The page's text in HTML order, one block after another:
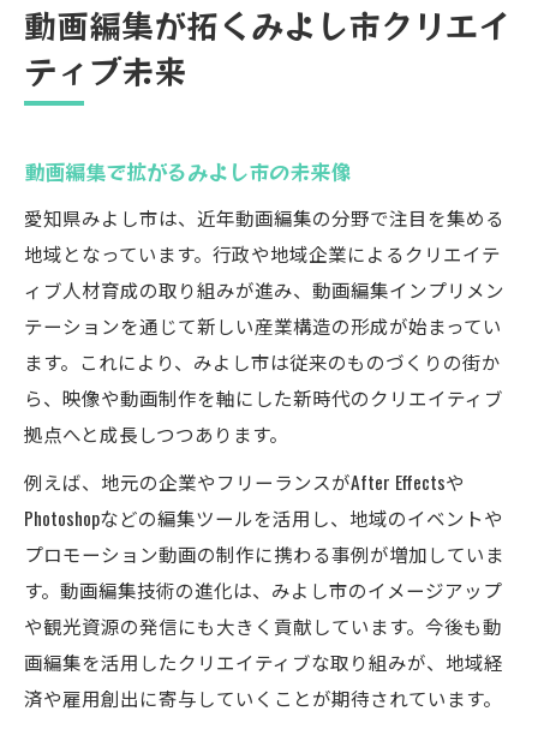
動画編集が拓くみよし市クリエイ
ティブ未来
動画編集で拡がるみよし市の未来像
愛知県みよし市は、近年動画編集の分野で注目を集める
地域となっています。行政や地域企業によるクリエイテ
ィブ人材育成の取り組みが進み、動画編集インプリメン
テーションを通じて新しい産業構造の形成が始まってい
ます。これにより、みよし市は従来のものづくりの街か
ら、映像や動画制作を軸にした新時代のクリエイティブ
拠点へと成長しつつあります。
例えば、地元の企業やフリーランスがAfter Effectsや
Photoshopなどの編集ツールを活用し、地域のイベントや
プロモーション動画の制作に携わる事例が増加していま
す。動画編集技術の進化は、みよし市のイメージアップ
や観光資源の発信にも大きく貢献しています。今後も動
画編集を活用したクリエイティブな取り組みが、地域経
済や雇用創出に寄与していくことが期待されています。